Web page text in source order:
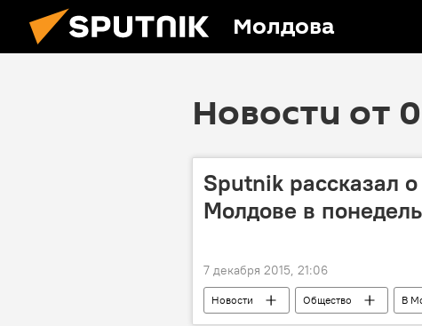
Молдова
Новости от
Sputnik рассказал
Молдове в
7 декабря 2015, 21:06
Новости Общество В